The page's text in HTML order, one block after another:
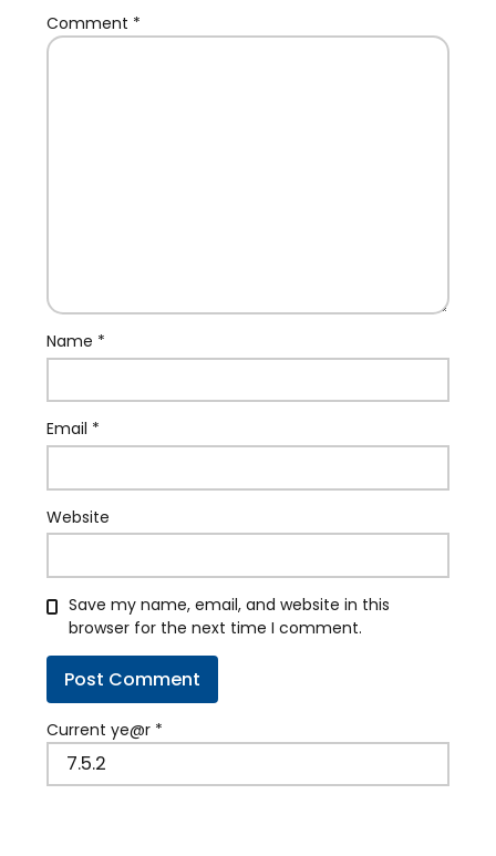
Comment *
Name *
Email *
Website
Save my name, email, and website in this
browser for the next time I comment.
Current ye@r *